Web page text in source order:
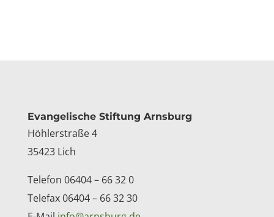
Kontakt
Evangelische Stiftung Arnsburg
Höhlerstraße 4
35423 Lich
Telefon 06404 – 66 32 0
Telefax 06404 – 66 32 30